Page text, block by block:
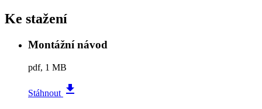
Ke stažení
Montážní návod
pdf, 1 MB
Stáhnout file_download